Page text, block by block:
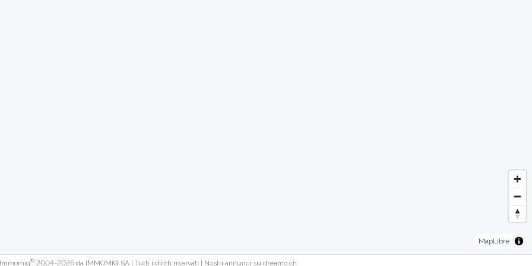
MapLibre
® 2004-2026 da IMMOMIG SA | Tutti i diritti riservati | Nostri annunci su dreamo.ch